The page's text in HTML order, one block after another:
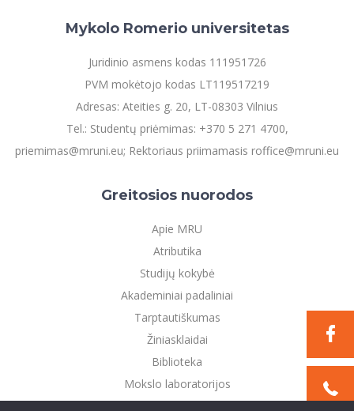
Mykolo Romerio universitetas
Juridinio asmens kodas 111951726
PVM mokėtojo kodas LT119517219
Adresas: Ateities g. 20, LT-08303 Vilnius
Tel.: Studentų priėmimas: +370 5 271 4700,
priemimas@mruni.eu; Rektoriaus priimamasis roffice@mruni.eu
Greitosios nuorodos
Apie MRU
Atributika
Studijų kokybė
Akademiniai padaliniai
Tarptautiškumas
Žiniasklaidai
Biblioteka
Mokslo laboratorijos
Privatumo politika